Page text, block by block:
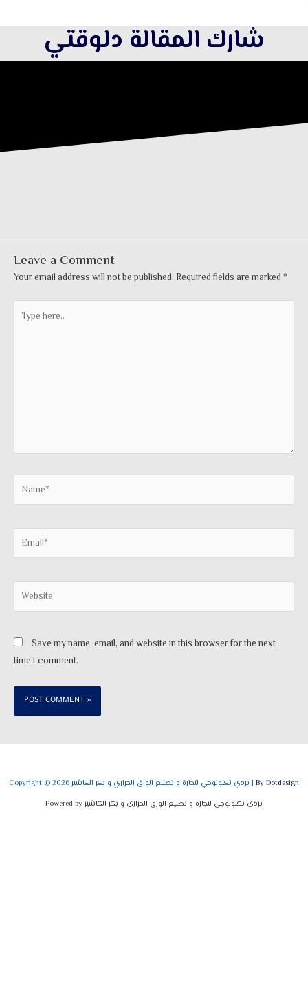
شارك المقالة دلوقتي
Leave a Comment
Your email address will not be published.Required fields are marked*
Type
here..
Name*
Email*
Website
Save my name, email, and website in this browser for the next
time I comment.
Copyright © 2026 بردي تكنولوجي لتجارة و تصنيع الورق الحراري و بكر الكاشير | By Dotdesign
Powered by بردي تكنولوجي لتجارة و تصنيع الورق الحراري و بكر الكاشير